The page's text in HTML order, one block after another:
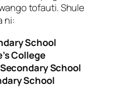
tofauti. Shule
ni:
School
College
School
School